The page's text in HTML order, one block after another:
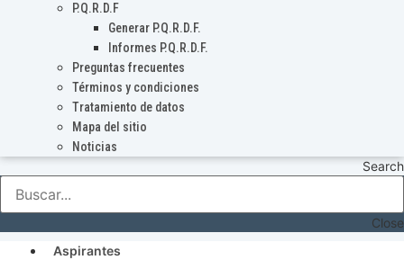
P.Q.R.D.F
Generar P.Q.R.D.F.
Informes P.Q.R.D.F.
Preguntas frecuentes
Términos y condiciones
Tratamiento de datos
Mapa del sitio
Noticias
Search
Close
Aspirantes